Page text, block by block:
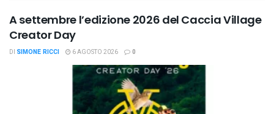
A settembre l’edizione 2026 del Caccia Village
Creator Day
DI SIMONE RICCI 6 AGOSTO 2026 0